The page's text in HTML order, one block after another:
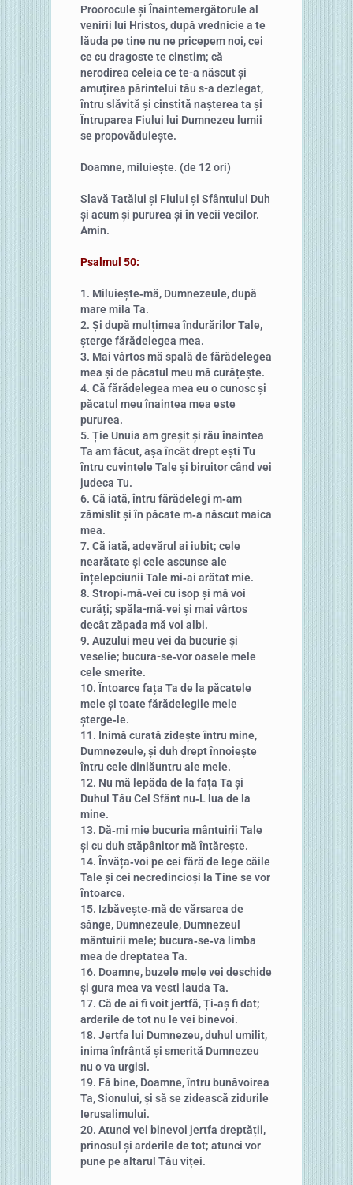
Proorocule și Înaintemergătorule al
venirii lui Hristos, după vrednicie a te
lăuda pe tine nu ne pricepem noi, cei
ce cu dragoste te cinstim; că
nerodirea celeia ce te-a născut și
amuțirea părintelui tău s-a dezlegat,
întru slăvită și cinstită nașterea ta și
Întruparea Fiului lui Dumnezeu lumii
se propovăduiește.
Doamne, miluiește. (de 12 ori)
Slavă Tatălui și Fiului și Sfântului Duh
și acum și pururea și în vecii vecilor.
Amin.
Psalmul 50:
1. Miluiește‑mă, Dumnezeule, după
mare mila Ta.
2. Și după mulțimea îndurărilor Tale,
șterge fărădelegea mea.
3. Mai vârtos mă spală de fărădelegea
mea și de păcatul meu mă curățește.
4. Că fărădelegea mea eu o cunosc și
păcatul meu înaintea mea este
pururea.
5. Ție Unuia am greșit și rău înaintea
Ta am făcut, așa încât drept ești Tu
întru cuvintele Tale și biruitor când vei
judeca Tu.
6. Că iată, întru fărădelegi m‑am
zămislit și în păcate m‑a născut maica
mea.
7. Că iată, adevărul ai iubit; cele
nearătate și cele ascunse ale
înțelepciunii Tale mi‑ai arătat mie.
8. Stropi‑mă‑vei cu isop și mă voi
curăți; spăla-mă‑vei și mai vârtos
decât zăpada mă voi albi.
9. Auzului meu vei da bucurie și
veselie; bucura-se‑vor oasele mele
cele smerite.
10. Întoarce fața Ta de la păcatele
mele și toate fărădelegile mele
șterge‑le.
11. Inimă curată zidește întru mine,
Dumnezeule, și duh drept înnoiește
întru cele dinlăuntru ale mele.
12. Nu mă lepăda de la fața Ta și
Duhul Tău Cel Sfânt nu‑L lua de la
mine.
13. Dă‑mi mie bucuria mântuirii Tale
și cu duh stăpânitor mă întărește.
14. Învăța‑voi pe cei fără de lege căile
Tale și cei necredincioși la Tine se vor
întoarce.
15. Izbăvește‑mă de vărsarea de
sânge, Dumnezeule, Dumnezeul
mântuirii mele; bucura‑se‑va limba
mea de dreptatea Ta.
16. Doamne, buzele mele vei deschide
și gura mea va vesti lauda Ta.
17. Că de ai fi voit jertfă, Ți‑aș fi dat;
arderile de tot nu le vei binevoi.
18. Jertfa lui Dumnezeu, duhul umilit,
inima înfrântă și smerită Dumnezeu
nu o va urgisi.
19. Fă bine, Doamne, întru bunăvoirea
Ta, Sionului, și să se zidească zidurile
Ierusalimului.
20. Atunci vei binevoi jertfa dreptății,
prinosul și arderile de tot; atunci vor
pune pe altarul Tău viței.